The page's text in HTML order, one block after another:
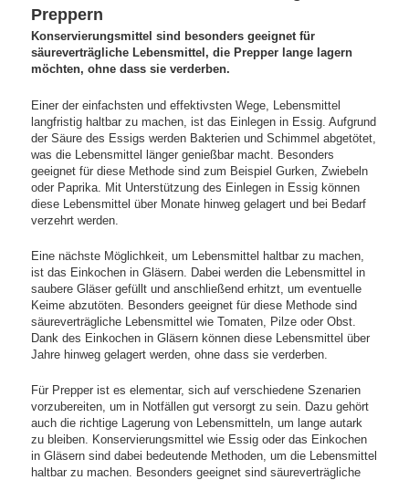
Preppern
Konservierungsmittel sind besonders geeignet für
säureverträgliche Lebensmittel, die Prepper lange lagern
möchten, ohne dass sie verderben.
Einer der einfachsten und effektivsten Wege, Lebensmittel
langfristig haltbar zu machen, ist das Einlegen in Essig. Aufgrund
der Säure des Essigs werden Bakterien und Schimmel abgetötet,
was die Lebensmittel länger genießbar macht. Besonders
geeignet für diese Methode sind zum Beispiel Gurken, Zwiebeln
oder Paprika. Mit Unterstützung des Einlegen in Essig können
diese Lebensmittel über Monate hinweg gelagert und bei Bedarf
verzehrt werden.
Eine nächste Möglichkeit, um Lebensmittel haltbar zu machen,
ist das Einkochen in Gläsern. Dabei werden die Lebensmittel in
saubere Gläser gefüllt und anschließend erhitzt, um eventuelle
Keime abzutöten. Besonders geeignet für diese Methode sind
säureverträgliche Lebensmittel wie Tomaten, Pilze oder Obst.
Dank des Einkochen in Gläsern können diese Lebensmittel über
Jahre hinweg gelagert werden, ohne dass sie verderben.
Für Prepper ist es elementar, sich auf verschiedene Szenarien
vorzubereiten, um in Notfällen gut versorgt zu sein. Dazu gehört
auch die richtige Lagerung von Lebensmitteln, um lange autark
zu bleiben. Konservierungsmittel wie Essig oder das Einkochen
in Gläsern sind dabei bedeutende Methoden, um die Lebensmittel
haltbar zu machen. Besonders geeignet sind säureverträgliche